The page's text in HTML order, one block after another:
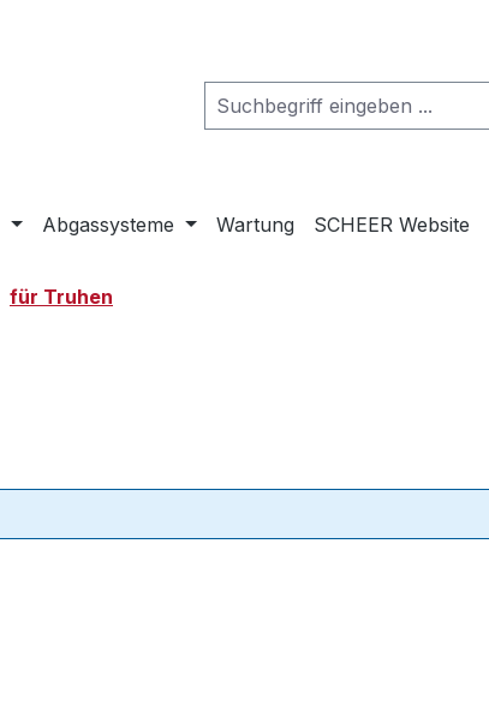
Abgassysteme Wartung SCHEER Website
für Truhen